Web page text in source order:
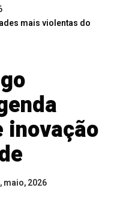
mais violentas do
inovação
maio, 2026